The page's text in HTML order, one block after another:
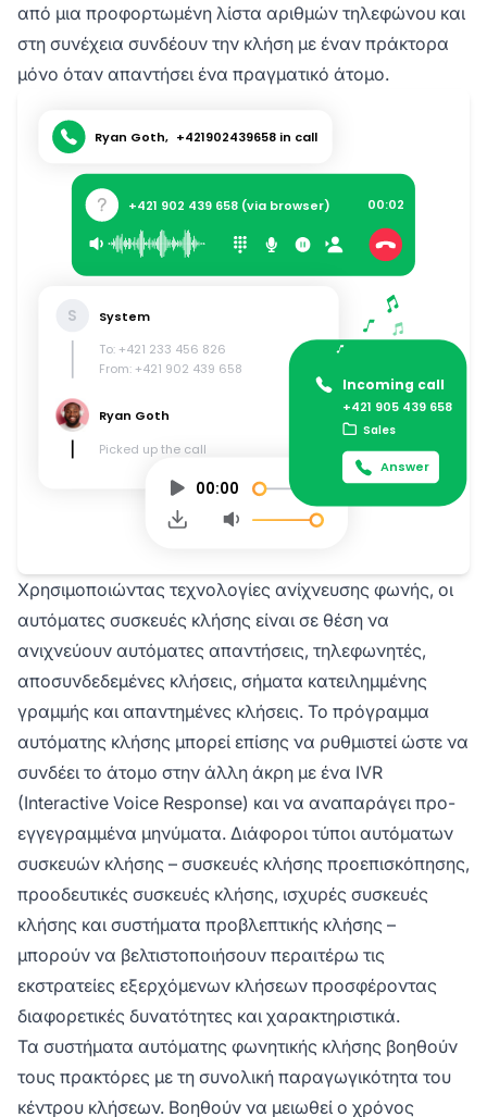
τηλεμάρκετινγκ, έρευνα αγοράς και
παρακολούθηση εξυπηρέτησης πελατών.
από μια προφορτωμένη λίστα αριθμών τηλεφώνου και
στη συνέχεια συνδέουν την κλήση με έναν πράκτορα
μόνο όταν απαντήσει ένα πραγματικό άτομο.
Χρησιμοποιώντας τεχνολογίες ανίχνευσης φωνής, οι
αυτόματες συσκευές κλήσης είναι σε θέση να
ανιχνεύουν αυτόματες απαντήσεις, τηλεφωνητές,
αποσυνδεδεμένες κλήσεις, σήματα κατειλημμένης
γραμμής και απαντημένες κλήσεις. Το πρόγραμμα
αυτόματης κλήσης μπορεί επίσης να ρυθμιστεί ώστε να
συνδέει το άτομο στην άλλη άκρη με ένα IVR
(Interactive Voice Response) και να αναπαράγει προ-
εγγεγραμμένα μηνύματα. Διάφοροι τύποι αυτόματων
συσκευών κλήσης – συσκευές κλήσης προεπισκόπησης,
προοδευτικές συσκευές κλήσης, ισχυρές συσκευές
κλήσης και συστήματα προβλεπτικής κλήσης –
μπορούν να βελτιστοποιήσουν περαιτέρω τις
εκστρατείες εξερχόμενων κλήσεων προσφέροντας
διαφορετικές δυνατότητες και χαρακτηριστικά.
Τα συστήματα αυτόματης φωνητικής κλήσης βοηθούν
τους πρακτόρες με τη συνολική παραγωγικότητα του
κέντρου κλήσεων. Βοηθούν να μειωθεί ο χρόνος